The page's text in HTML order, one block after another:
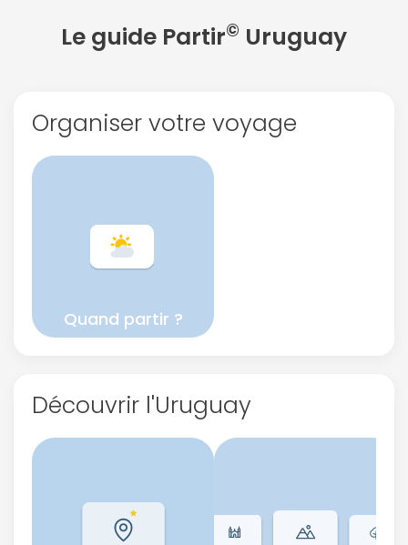
Le guide Partir© Uruguay
Organiser votre voyage
Quand partir ?
Découvrir l'Uruguay
confidentialité.